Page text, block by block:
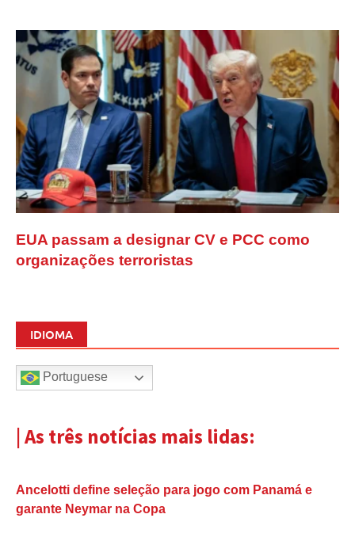
EUA passam a designar CV e PCC como
organizações terroristas
IDIOMA
Portuguese
| As três notícias mais lidas:
Ancelotti define seleção para jogo com Panamá e
garante Neymar na Copa